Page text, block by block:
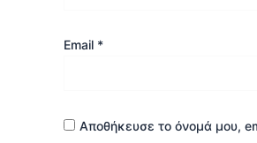
Email *
Αποθήκευσε το όνομά μου,